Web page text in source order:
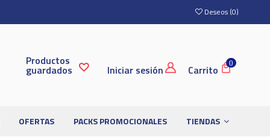
Deseos (0)
Productos
guardados Iniciar sesión 0
Carrito
OFERTAS PACKS PROMOCIONALES TIENDAS